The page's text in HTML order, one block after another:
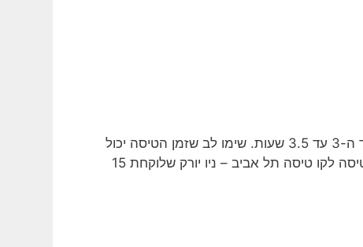
אז הזמן שתצטרכו על מנת להגיע מתל אביב לבוקרשט הוא באיזור ה-3 עד 3.5 שעות. שימו לב שזמן הטיסה יכול
להשתנות תלוי במסלול ובתנאי מזג האוויר. אז זה לא כמו לרכוש טיסה לקו טיסה תל אביב – ניו יורק שלוקחת 15